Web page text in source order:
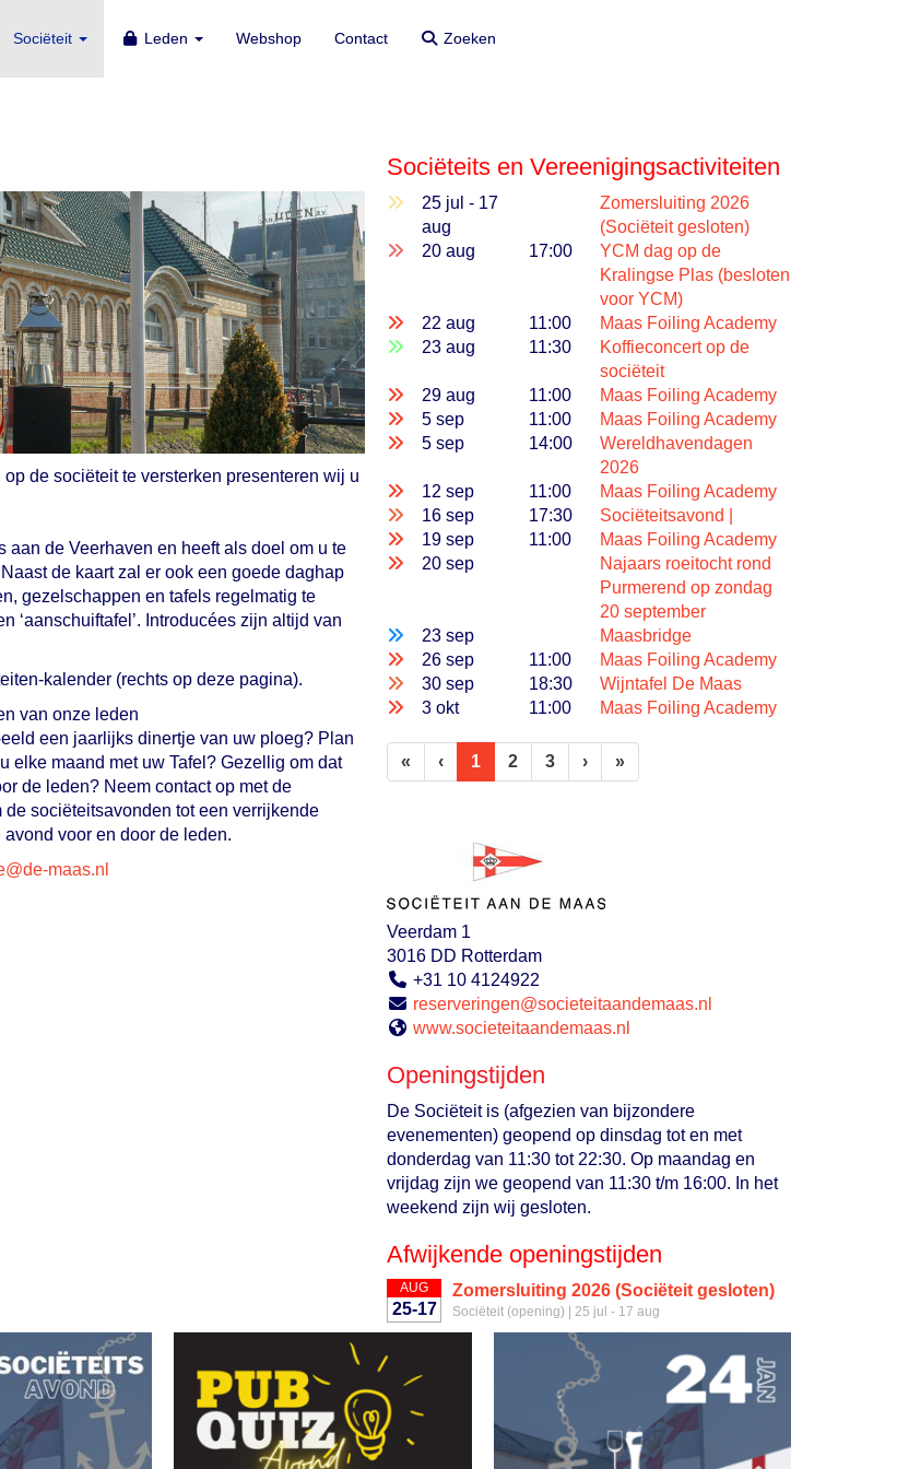
Sociëteit Leden Webshop Contact Zoeken
Sociëteit Leden Webshop Contact Zoeken
de sociëteit te versterken presenteren wij u
de Veerhaven en heeft als doel om u te
de kaart zal er ook een goede daghap
gezelschappen en tafels regelmatig te
‘aanschuiftafel’. Introducées zijn altijd van
kalender (rechts op deze pagina).
van onze leden
een jaarlijks dinertje van uw ploeg? Plan
elke maand met uw Tafel? Gezellig om dat
de leden? Neem contact op met de
sociëteitsavonden tot een verrijkende
voor en door de leden.
@de-maas.nl
Sociëteits en Vereenigingsactiviteiten
25 jul - 17
aug
Zomersluiting 2026
(Sociëteit gesloten)
20 aug
17:00
YCM dag op de
Kralingse Plas (besloten
voor YCM)
22 aug
11:00
Maas Foiling Academy
23 aug
11:30
Koffieconcert op de
sociëteit
29 aug
11:00
Maas Foiling Academy
5 sep
11:00
Maas Foiling Academy
5 sep
14:00
Wereldhavendagen
2026
12 sep
11:00
Maas Foiling Academy
16 sep
17:30
Sociëteitsavond |
19 sep
11:00
Maas Foiling Academy
20 sep
Najaars roeitocht rond
Purmerend op zondag
20 september
23 sep
Maasbridge
26 sep
11:00
Maas Foiling Academy
30 sep
18:30
Wijntafel De Maas
3 okt
11:00 Maas Foiling Academy
« ‹ 1 (huidige)
2 3 › »
Veerdam 1
3016 DD Rotterdam
+31 10 4124922
negnirevreser@societeitaandemaas.nl
www.societeitaandemaas.nl
Openingstijden
De Sociëteit is (afgezien van bijzondere
evenementen) geopend op dinsdag tot en met
donderdag van 11:30 tot 22:30. Op maandag en
vrijdag zijn we geopend van 11:30 t/m 16:00. In het
weekend zijn wij gesloten.
Afwijkende openingstijden
AUG
25-17
Zomersluiting 2026 (Sociëteit gesloten)
Sociëteit (opening) | 25 jul - 17 aug